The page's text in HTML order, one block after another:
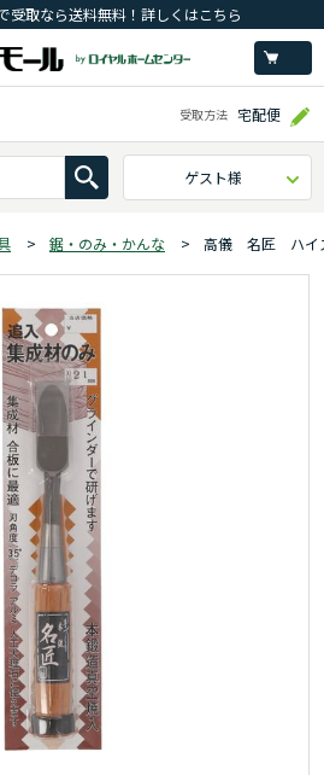
受取なら送料無料！詳しくはこちら
受取方法 宅配便
ゲスト様
> 鋸・のみ・かんな > 高儀 名匠 ハイ